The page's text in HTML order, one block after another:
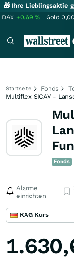
🎁 Ihre Lieblingsaktie
DAX +0,69% Gold 0,00
Startseite Fonds
Multiflex SICAV -
Fonds
Alarme
einrichten
KAG Kurs